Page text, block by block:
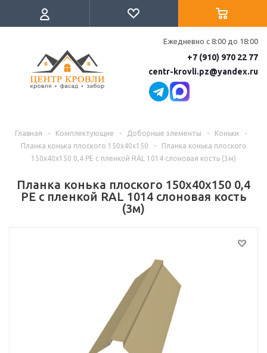
Ежедневно с 8:00 до 18:00
+7 (910) 970 22 77
centr-krovli.pz@yandex.ru
Главная - Комплектующие - Доборные элементы - Коньки
-
Планка конька плоского 150х40х150
-
Планка конька плоского
150х40х150 0,4 PE с пленкой RAL 1014 слоновая кость (3м)
Планка конька плоского 150х40х150 0,4
PE с пленкой RAL 1014 слоновая кость
(3м)